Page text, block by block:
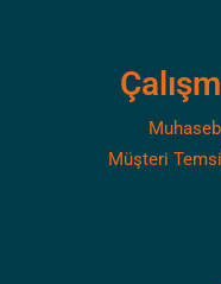
Müşteri